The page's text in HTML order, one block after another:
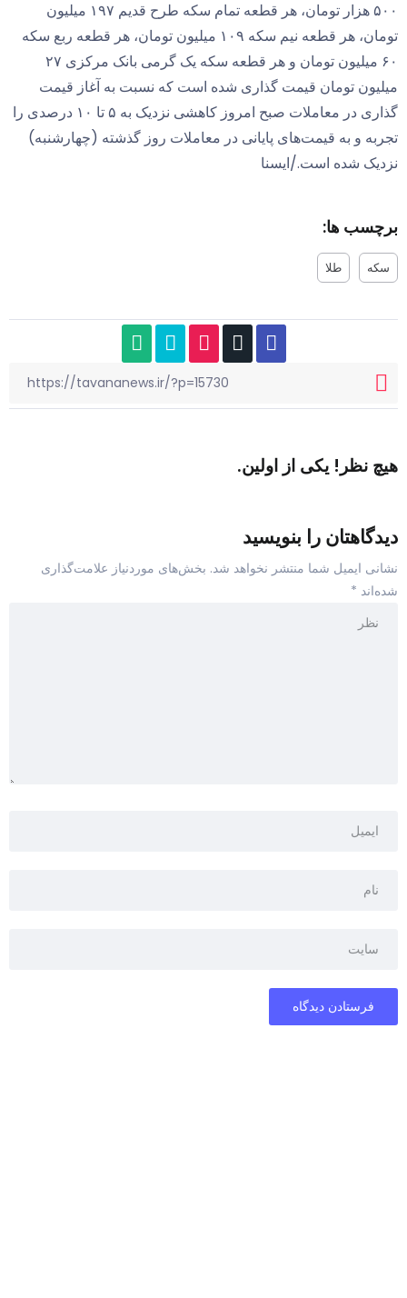
۵۰۰ هزار تومان، هر قطعه تمام سکه طرح قدیم ۱۹۷ میلیون
تومان، هر قطعه نیم سکه ۱۰۹ میلیون تومان، هر قطعه ربع سکه
۶۰ میلیون تومان و هر قطعه سکه یک گرمی بانک مرکزی ۲۷
تومان قیمت گذاری شده است که نسبت به آغاز قیمت
گذاری در معاملات صبح امروز کاهشی نزدیک به ۵ تا ۱۰ درصدی را
به قیمت‌های پایانی در معاملات روز گذشته (چهارشنبه)
است./ایسنا
ها:
طلا
یکی از اولین.
را بنویسید
شما منتشر نخواهد شد. بخش‌های موردنیاز علامت‌گذاری